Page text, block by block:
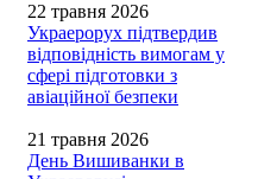
22 травня 2026
Украерорух підтвердив
відповідність вимогам у
сфері підготовки з
авіаційної безпеки
21 травня 2026
День Вишиванки в